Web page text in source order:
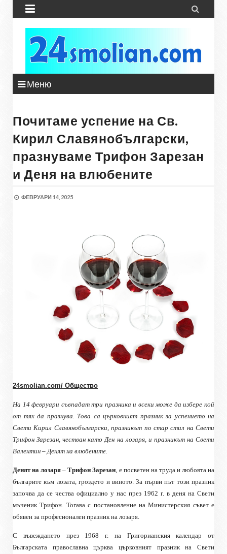
 
Меню
Почитаме успение на Св.
Кирил Славянобългарски,
празнуваме Трифон Зарезан
и Деня на влюбените
ФЕВРУАРИ 14, 2025
24smolian.com/ Общество
На 14 февруари съвпадат три празника и всеки може да избере кой
от тях да празнува. Това са църковният празник за успението на
Свети Кирил Славянобългарски, празникът по стар стил на Свети
Трифон Зарезан, честван като Ден на лозаря, и празникът на Свети
Валентин – Денят на влюбените.
Денят на лозаря – Трифон Зарезан , е посветен на труда и любовта на
българите към лозата, гроздето и виното. За първи път този празник
започва да се чества официално у нас през 1962 г. в деня на Свети
мъченик Трифон. Тогава с постановление на Министерския съвет е
обявен за професионален празник на лозаря.
С въвеждането през 1968 г. на Григорианския календар от
Българската православна църква църковният празник на Свети